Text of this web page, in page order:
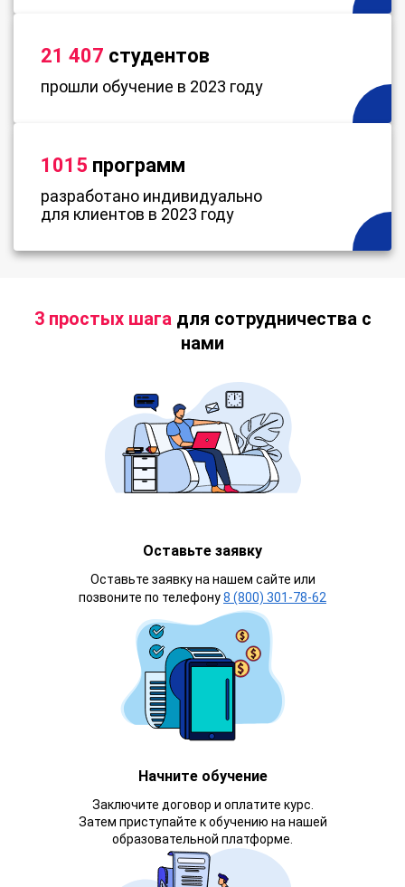
21 407 студентов
прошли обучение в 2023 году
1015 программ
разработано индивидуально
для клиентов в 2023 году
3 простых шагадля сотрудничества с
нами
Оставьте заявку
Оставьте заявку на нашем сайте или
позвоните по телефону8 (800) 301-78-62
Начните обучение
Заключите договор и оплатите курс.
Затем приступайте к обучению на нашей
образовательной платформе.